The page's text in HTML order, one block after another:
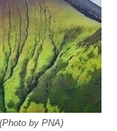
by PNA)